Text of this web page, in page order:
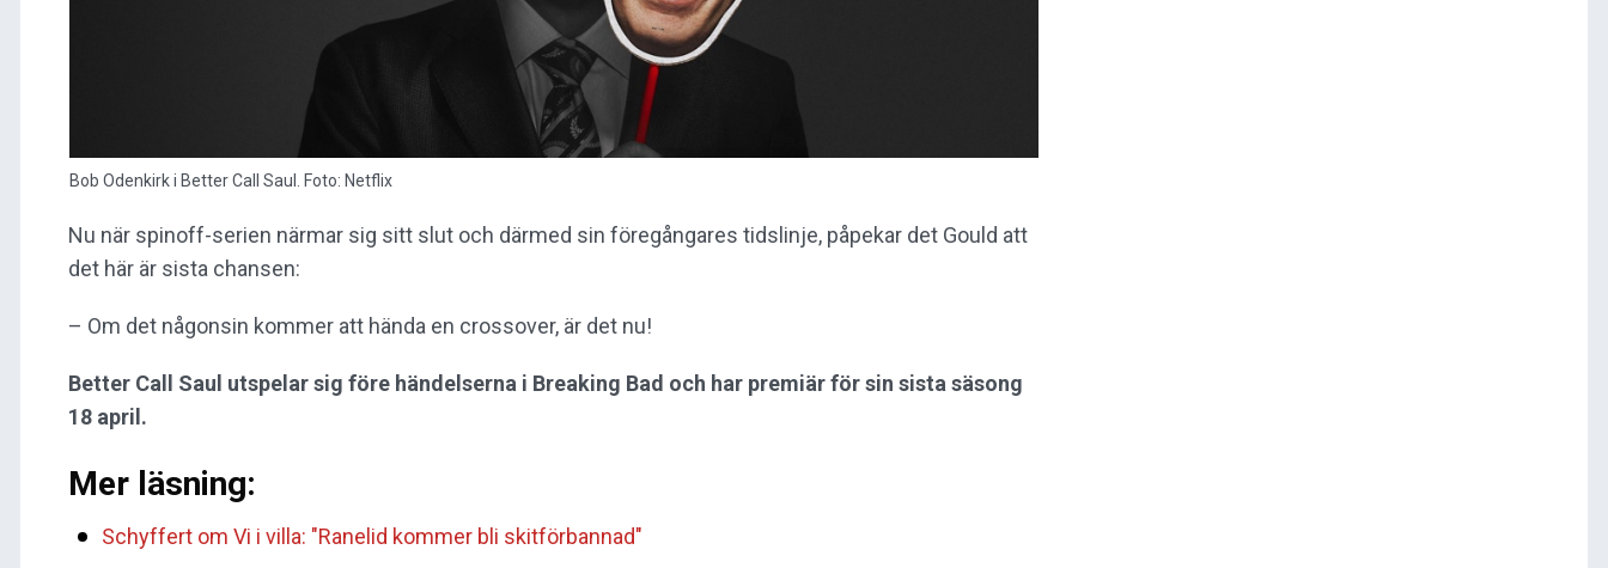
Bob Odenkirk i Better Call Saul. Foto: Netflix
Nu när spinoff-serien närmar sig sitt slut och därmed sin föregångares tidslinje, påpekar det Gould att
det här är sista chansen:
– Om det någonsin kommer att hända en crossover, är det nu!
Better Call Saul utspelar sig före händelserna i Breaking Bad och har premiär för sin sista säsong
18 april.
Mer läsning:
Schyffert om Vi i villa: "Ranelid kommer bli skitförbannad"